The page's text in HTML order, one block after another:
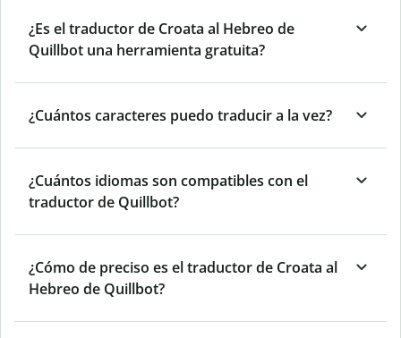
¿Es el traductor de Croata al Hebreo de
Quillbot una herramienta gratuita?
¿Cuántos caracteres puedo traducir a la vez?
¿Cuántos idiomas son compatibles con el
traductor de Quillbot?
¿Cómo de preciso es el traductor de Croata al
Hebreo de Quillbot?